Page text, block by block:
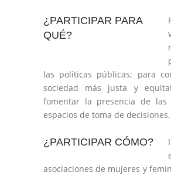
¿PARTICIPAR PARA
QUÉ?
las políticas públicas; para
sociedad más justa y
fomentar la presencia de las
espacios de toma de decisiones.
¿PARTICIPAR CÓMO?
asociaciones de mujeres y